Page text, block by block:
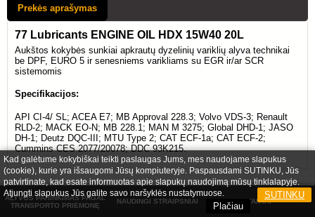
Prekės aprašymas
77 Lubricants ENGINE OIL HDX 15W40 20L
Aukštos kokybės sunkiai apkrautų dyzelinių variklių alyva technikai
be DPF, EURO 5 ir senesniems varikliams su EGR ir/ar SCR
sistemomis
Specifikacijos:
API CI-4/ SL; ACEA E7; MB Approval 228.3; Volvo VDS-3; Renault
RLD-2; MACK EO-N; MB 228.1; MAN M 3275; Global DHD-1; JASO
DH-1; Deutz DQC-III; MTU Type 2; CAT ECF-1a; CAT ECF-2;
Cummins CES 2077/20078; DDC 93K215.
ALYVOS PARINKIMAS PAGAL
TRANSPORTO PRIEMONĘ
NAUDINGI STRAIPSNIAI KONTAKTAI
Kad galėtume kokybiškai teikti paslaugas Jums, mes naudojame slapukus
(cookie), kurie yra išsaugomi Jūsų kompiuteryje. Paspausdami SUTINKU, Jūs
patvirtinate, kad esate informuotas apie slapukų naudojimą mūsų tinklalapyje.
Atjungti slapukus Jūs galite savo naršyklės nustatymuose.
SUTINKU
Plačiau